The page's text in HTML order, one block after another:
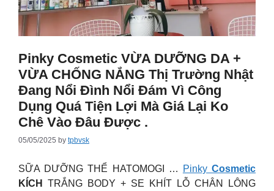
Pinky Cosmetic VỪA DƯỠNG DA +
VỪA CHỐNG NẮNG Thị Trường Nhật
Đang Nổi Đình Nổi Đám Vì Công
Dụng Quá Tiện Lợi Mà Giá Lại Ko
Chê Vào Đâu Được .
05/05/2025 by tpbvsk
SỮA DƯỠNG THỂ HATOMOGI … PinkyCosmetic
KÍCH
TRẮNG BODY + SE KHÍT LỖ CHÂN LÔNG